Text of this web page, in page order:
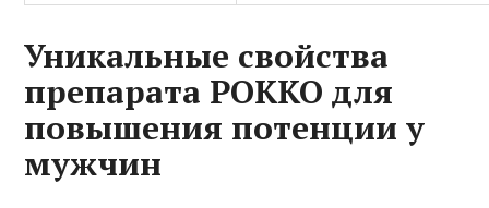
Уникальные свойства
препарата РОККО для
повышения потенции у
мужчин